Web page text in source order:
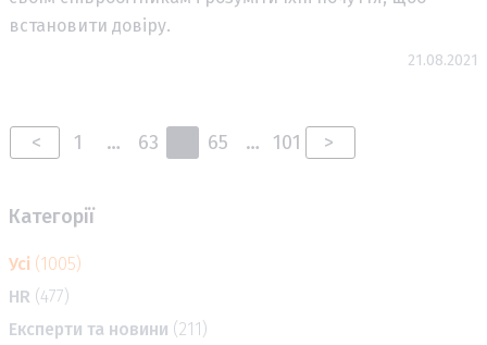
встановити довіру.
21.08.2021
< 1 … 63 65 … 101 >
Категорії
Усі (1005)
HR (477)
Експерти та новини (211)